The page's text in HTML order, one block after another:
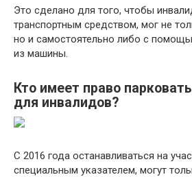
Это сделано для того, чтобы
транспортным средством, мог не
но и самостоятельно либо с
из машины.
Кто имеет право
для инвалидов?
С 2016 года останавливаться на
специальным указателем, могут